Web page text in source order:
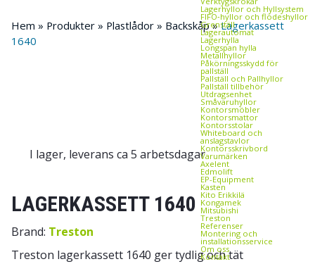
Lagerhyllor och Hyllsystem
FIFO‑hyllor och flödeshyllor
Grenställ
Lagerautomat
Lagerhylla
Longspan hylla
Metallhyllor
Påkörningsskydd för
pallställ
Pallställ och Pallhyllor
Pallställ tillbehör
Utdragsenhet
Småvaruhyllor
Kontorsmöbler
Kontorsmattor
Kontorsstolar
Whiteboard och
anslagstavlor
Kontorsskrivbord
Varumärken
Axelent
Edmolift
EP-Equipment
Kasten
Kito Erikkilä
Kongamek
Mitsubishi
Treston
Referenser
Montering och
installationsservice
Om oss
Kontakt
Hem » Produkter » Plastlådor » Backskåp»Lagerkassett
1640
I lager, leverans ca 5 arbetsdagar
LAGERKASSETT 1640
Brand: Treston
Treston lagerkassett 1640 ger tydlig och tät